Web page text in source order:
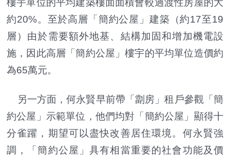
樓宇單位的平均建築樓面面積會較過渡性房屋的大
約20%。至於高層「簡約公屋」建築（約17至19
層）由於需要額外地基、結構加固和增加機電設
施，因此高層「簡約公屋」樓宇的平均單位造價約
為65萬元。
另一方面，何永賢早前帶「劏房」租戶參觀「簡
約公屋」示範單位，他們均對「簡約公屋」顯得十
分雀躍，期望可以盡快改善居住環境。何永賢強
調，「簡約公屋」具有相當重要的社會功能及價